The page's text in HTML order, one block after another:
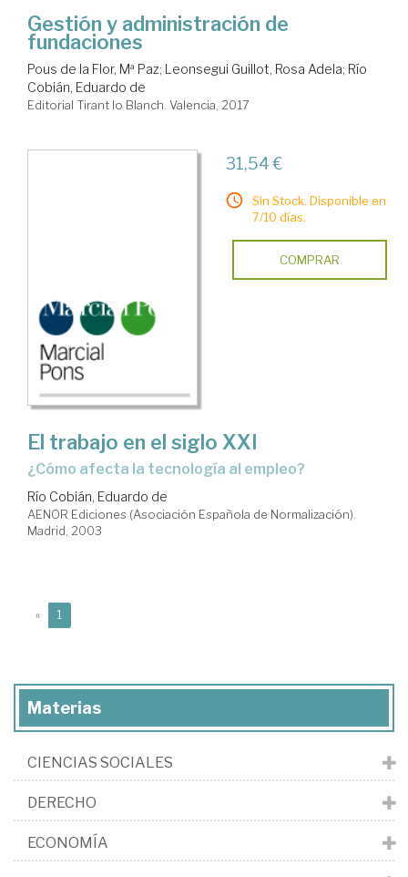
Gestión y administración de
fundaciones
Pous de la Flor, Mª Paz; Leonsegui Guillot, Rosa Adela; Río
Cobián, Eduardo de
Editorial Tirant lo Blanch. Valencia, 2017
31,54 €
Sin Stock. Disponible en
7/10 días.
COMPRAR
El trabajo en el siglo XXI
¿cómo afecta la tecnología al empleo?
Río Cobián, Eduardo de
AENOR Ediciones (Asociación Española de Normalización).
Madrid, 2003
« 1
Materias
CIENCIAS SOCIALES
DERECHO
ECONOMÍA